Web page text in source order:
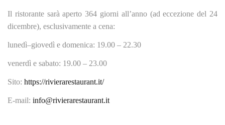
Il ristorante sarà aperto 364 giorni all’anno (ad eccezione del 24
dicembre), esclusivamente a cena:
lunedì–giovedì e domenica: 19.00 – 22.30
venerdì e sabato: 19.00 – 23.00
Sito: https://rivierarestaurant.it/
E-mail: info@rivierarestaurant.it